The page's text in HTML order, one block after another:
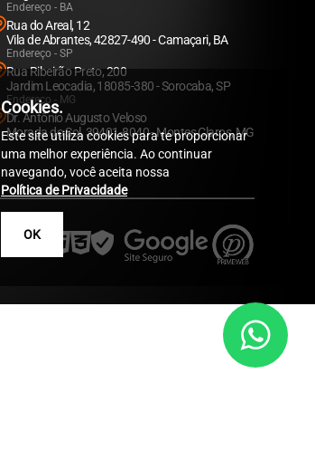
Endereço - BA
Rua do Areal, 12
Vila de Abrantes, 42827-490 - Camaçari, BA
Endereço - SP
Rua Ribeirão Preto, 200
Jardim Leocadia, 18085-380 - Sorocaba, SP
Endereço - MG
Dr. Antônio Augusto Veloso
Morada do Sol, 39401-8040 - Montes Claros, MG
Cookies.
Este site utiliza cookies para te proporcionar
uma melhor experiência. Ao continuar
navegando, você aceita nossa
Política de Privacidade
OK